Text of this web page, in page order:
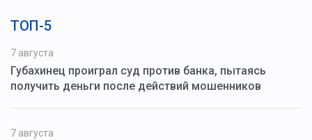
ТОП-5
7 августа
Губахинец проиграл суд против банка, пытаясь
получить деньги после действий мошенников
7 августа